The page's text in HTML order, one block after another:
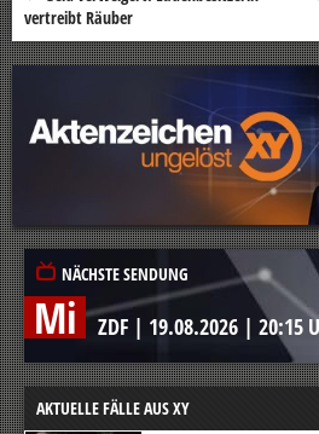
vertreibt Räuber
NÄCHSTE SENDUNG
Mi ZDF | 19.08.2026 | 20:15
AKTUELLE FÄLLE AUS XY